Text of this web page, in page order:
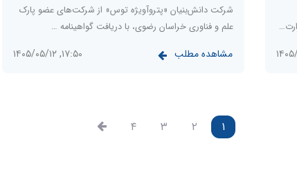
شرکت دانش‌بنیان «پتروآویژه توس» از شرکت‌های عضو پارک
علم و فناوری خراسان رضوی، با دریافت گواهینامه …
مشاهده مطلب ۱۷:۵۰, ۱۴۰۵/۰۵/۱۲
۱ ۲ ۳ ۴